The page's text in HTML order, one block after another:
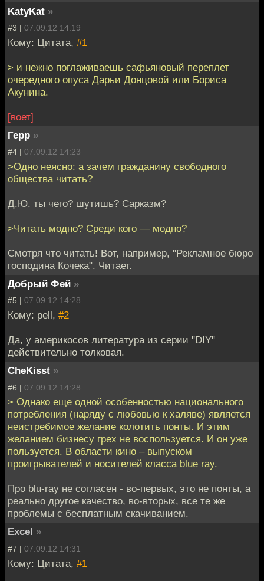
KatyKat »
#3 | 07.09.12 14:19
Кому: Цитата, #1
> и нежно поглаживаешь сафьяновый переплет
очередного опуса Дарьи Донцовой или Бориса
Акунина.
[воет]
Герр »
#4 | 07.09.12 14:23
>Одно неясно: а зачем гражданину свободного
общества читать?
Д.Ю. ты чего? шутишь? Сарказм?
>Читать модно? Среди кого — модно?
Смотря что читать! Вот, например, "Рекламное бюро
господина Кочека". Читает.
Добрый Фей »
#5 | 07.09.12 14:28
Кому: pell, #2
Да, у америкосов литература из серии "DIY"
действительно толковая.
CheKisst »
#6 | 07.09.12 14:28
> Однако еще одной особенностью национального
потребления (наряду с любовью к халяве) является
неистребимое желание колотить понты. И этим
желанием бизнесу грех не воспользуется. И он уже
пользуется. В области кино – выпуском
проигрывателей и носителей класса blue ray.
Про blu-ray не согласен - во-первых, это не понты, а
реально другое качество, во-вторых, все те же
проблемы с бесплатным скачиванием.
Excel »
#7 | 07.09.12 14:31
Кому: Цитата, #1